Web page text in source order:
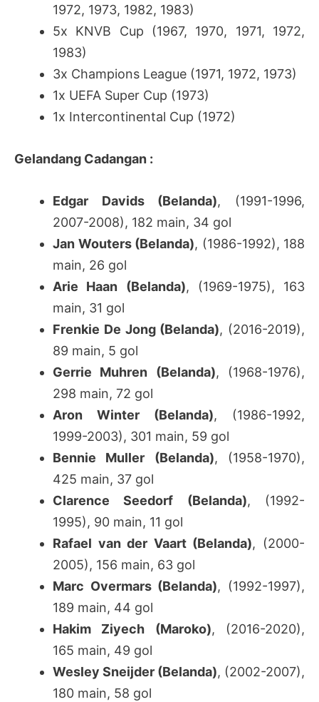
1972, 1973, 1982, 1983)
5x KNVB Cup (1967, 1970, 1971, 1972,
1983)
3x Champions League (1971, 1972, 1973)
1x UEFA Super Cup (1973)
1x Intercontinental Cup (1972)
Gelandang Cadangan :
Edgar Davids (Belanda), (1991-1996,
2007-2008), 182 main, 34 gol
Jan Wouters (Belanda), (1986-1992), 188
main, 26 gol
Arie Haan (Belanda), (1969-1975), 163
main, 31 gol
Frenkie De Jong (Belanda), (2016-2019),
89 main, 5 gol
Gerrie Muhren (Belanda), (1968-1976),
298 main, 72 gol
Aron Winter (Belanda), (1986-1992,
1999-2003), 301 main, 59 gol
Bennie Muller (Belanda), (1958-1970),
425 main, 37 gol
Clarence Seedorf (Belanda), (1992-
1995), 90 main, 11 gol
Rafael van der Vaart (Belanda), (2000-
2005), 156 main, 63 gol
Marc Overmars (Belanda), (1992-1997),
189 main, 44 gol
Hakim Ziyech (Maroko), (2016-2020),
165 main, 49 gol
Wesley Sneijder (Belanda), (2002-2007),
180 main, 58 gol